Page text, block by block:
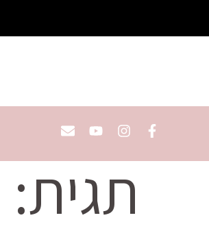
תגית: